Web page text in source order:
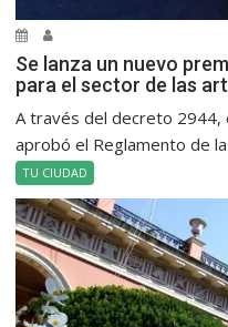
Se lanza un nuevo
para el sector de las
A través del decreto
aprobó el Reglamento de
TU CIUDAD